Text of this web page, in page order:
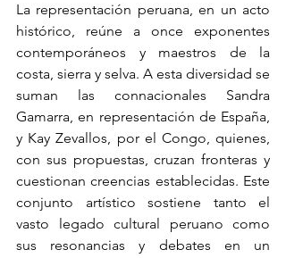
La representación peruana, en un acto
histórico, reúne a once exponentes
contemporáneos y maestros de la
costa, sierra y selva. A esta diversidad se
suman las connacionales Sandra
Gamarra, en representación de España,
y Kay Zevallos, por el Congo, quienes,
con sus propuestas, cruzan fronteras y
cuestionan creencias establecidas. Este
conjunto artístico sostiene tanto el
vasto legado cultural peruano como
sus resonancias y debates en un